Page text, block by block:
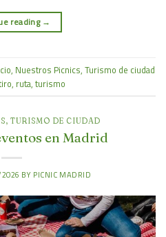
reading →
, Nuestros Picnics, Turismo de ciudad
, ruta, turismo
,TURISMO DE CIUDAD
en Madrid
BY PICNIC MADRID